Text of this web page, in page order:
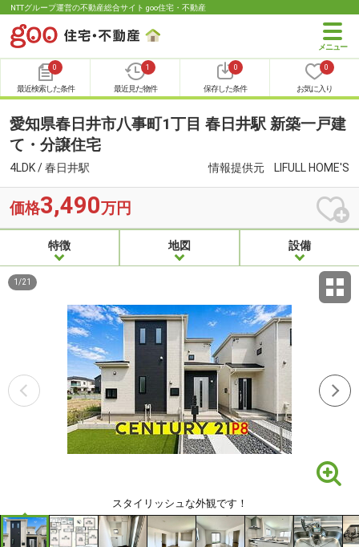
NTTグループ運営の不動産総合サイト goo住宅・不動産
0
最近検索した条件
1
最近見た物件
0
保存した条件
0
お気に入り
愛知県春日井市八事町1丁目 春日井駅 新築一戸建
て・分譲住宅
4LDK / 春日井駅 情報提供元 LIFULL HOME'S
価格3,490万円
特徴 地図 設備
スタイリッシュな外観です！
1 /21